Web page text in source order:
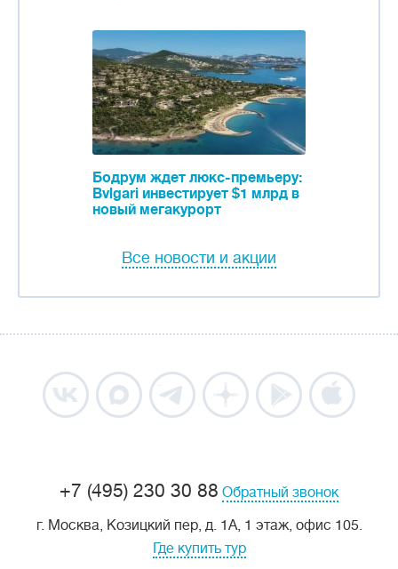
Бодрум ждет люкс-премьеру:
Bvlgari инвестирует $1 млрд в
новый мегакурорт
Все новости и акции
+7 (495) 230 30 88 Обратный звонок
г. Москва, Козицкий пер, д. 1А, 1 этаж, офис 105.
Где купить тур